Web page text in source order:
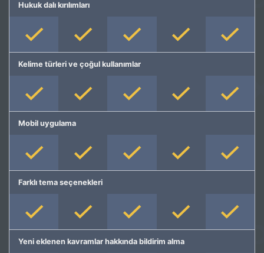
Hukuk dalı kırılımları
Kelime türleri ve çoğul kullanımlar
Mobil uygulama
Farklı tema seçenekleri
Yeni eklenen kavramlar hakkında bildirim alma